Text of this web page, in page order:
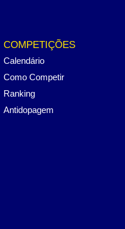
COMPETIÇÕES
Calendário
Como Competir
Ranking
Antidopagem